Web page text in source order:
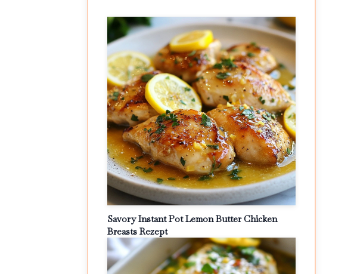
Savory Instant Pot Lemon Butter Chicken
Breasts Rezept